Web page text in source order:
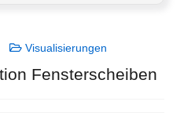
Visualisierungen
Fensterscheiben